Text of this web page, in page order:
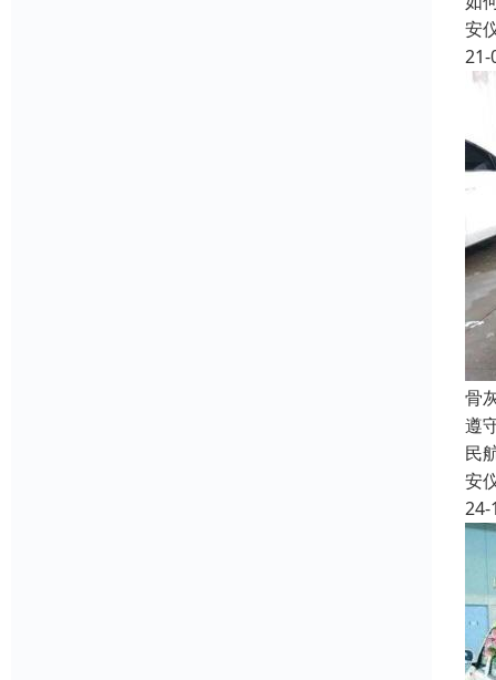
安
21-
骨
遵
民
安
24-